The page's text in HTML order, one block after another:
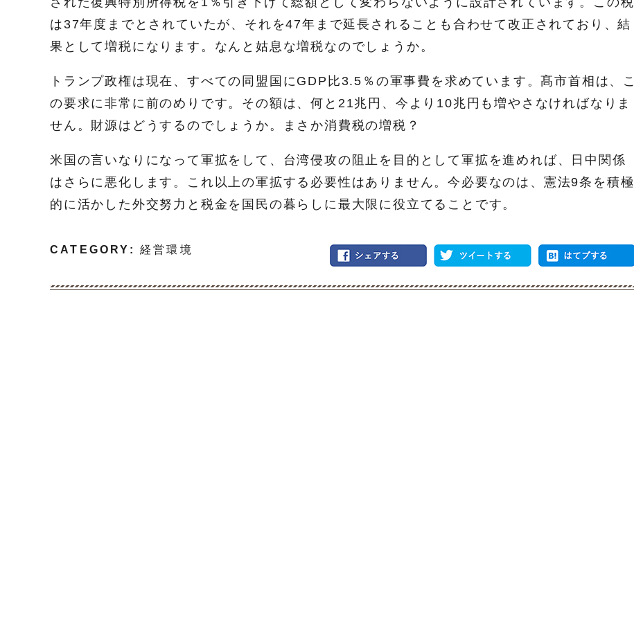
は37年度までとされていたが、それを47年まで延長されることも合わせて改正されており、結
果として増税になります。なんと姑息な増税なのでしょうか。
トランプ政権は現在、すべての同盟国にGDP比3.5％の軍事費を求めています。髙市首相は、こ
の要求に非常に前のめりです。その額は、何と21兆円、今より10兆円も増やさなければなりま
せん。財源はどうするのでしょうか。まさか消費税の増税？
米国の言いなりになって軍拡をして、台湾侵攻の阻止を目的として軍拡を進めれば、日中関係
はさらに悪化します。これ以上の軍拡する必要性はありません。今必要なのは、憲法9条を積極
的に活かした外交努力と税金を国民の暮らしに最大限に役立てることです。
CATEGORY: 経営環境